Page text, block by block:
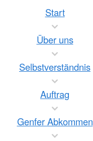
Start
Über uns
Selbstverständnis
Auftrag
Genfer Abkommen